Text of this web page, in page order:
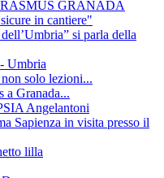
GRANADA
in cantiere"
si parla della
Umbria
solo lezioni...
a Granada...
Angelantoni
Sapienza in visita presso il
lilla